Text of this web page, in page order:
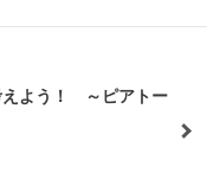
えよう！ ～ピアトー